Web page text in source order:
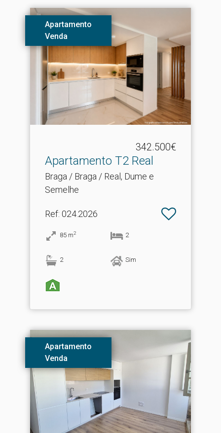
Apartamento
Venda
342.500€
Apartamento T2 Real
Braga / Braga / Real, Dume e
Semelhe
Ref: 024.2026
85 m2 2
2 Sim
Apartamento
Venda